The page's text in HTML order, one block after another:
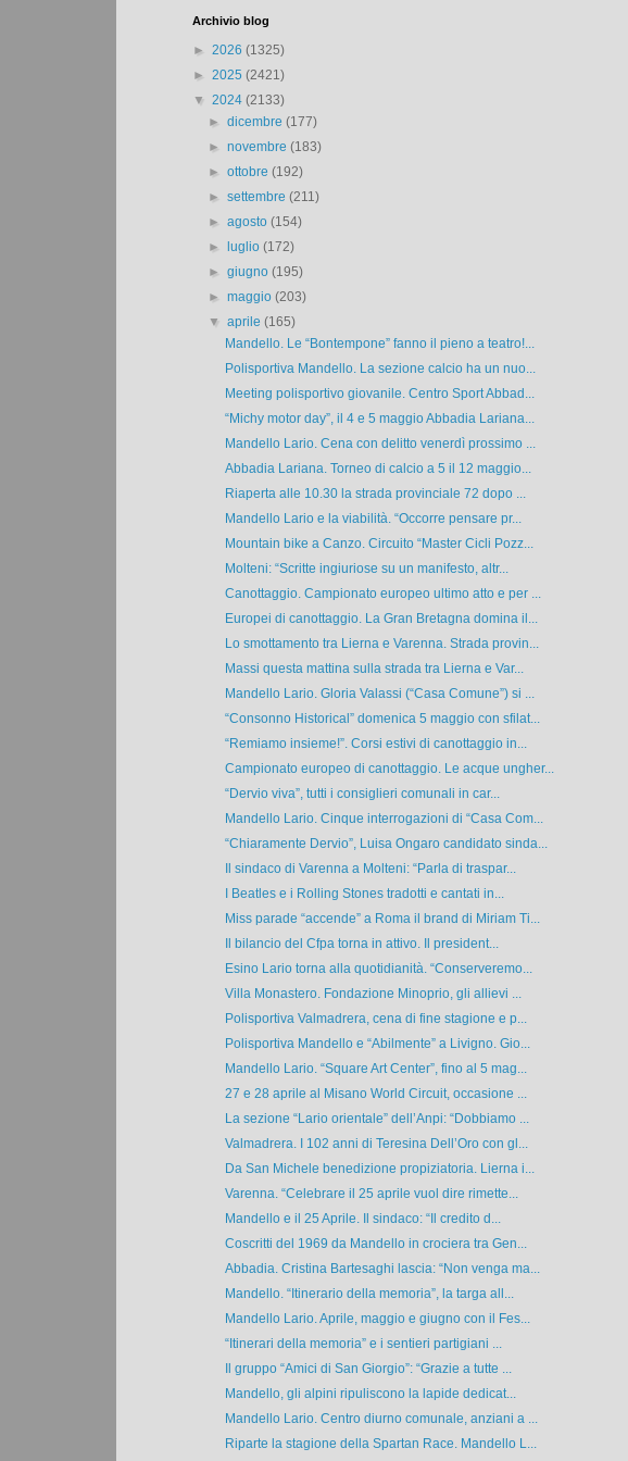
Archivio blog
► 2026 (1325)
► 2025 (2421)
▼ 2024 (2133)
►dicembre(177)
►novembre(183)
►ottobre(192)
►settembre(211)
►agosto(154)
►
luglio(172)
►giugno(195)
►maggio(203)
▼aprile(165)
Mandello. Le “Bontempone” fanno il pieno a teatro!...
Polisportiva Mandello. La sezione calcio ha un nuo...
Meeting polisportivo giovanile. Centro Sport Abbad...
“Michy motor day”, il 4 e 5 maggio Abbadia Lariana...
Mandello Lario. Cena con delitto venerdì prossimo ...
Abbadia Lariana. Torneo di calcio a 5 il 12 maggio...
Riaperta alle 10.30 la strada provinciale 72 dopo ...
Mandello Lario e la viabilità. “Occorre pensare pr...
Mountain bike a Canzo. Circuito “Master Cicli Pozz...
Molteni: “Scritte ingiuriose su un manifesto, altr...
Canottaggio. Campionato europeo ultimo atto e per ...
Europei di canottaggio. La Gran Bretagna domina il...
Lo smottamento tra Lierna e Varenna. Strada provin...
Massi questa mattina sulla strada tra Lierna e Var...
Mandello Lario. Gloria Valassi (“Casa Comune”) si ...
“Consonno Historical” domenica 5 maggio con sfilat...
“Remiamo insieme!”. Corsi estivi di canottaggio in...
Campionato europeo di canottaggio. Le acque ungher...
“Dervio viva”, tutti i consiglieri comunali in car...
Mandello Lario. Cinque interrogazioni di “Casa Com...
“Chiaramente Dervio”, Luisa Ongaro candidato sinda...
Il sindaco di Varenna a Molteni: “Parla di traspar...
I Beatles e i Rolling Stones tradotti e cantati in...
Miss parade “accende” a Roma il brand di Miriam Ti...
Il bilancio del Cfpa torna in attivo. Il president...
Esino Lario torna alla quotidianità. “Conserveremo...
Villa Monastero. Fondazione Minoprio, gli allievi ...
Polisportiva Valmadrera, cena di fine stagione e p...
Polisportiva Mandello e “Abilmente” a Livigno. Gio...
Mandello Lario. “Square Art Center”, fino al 5 mag...
27 e 28 aprile al Misano World Circuit, occasione ...
La sezione “Lario orientale” dell’Anpi: “Dobbiamo ...
Valmadrera. I 102 anni di Teresina Dell’Oro con gl...
Da San Michele benedizione propiziatoria. Lierna i...
Varenna. “Celebrare il 25 aprile vuol dire rimette...
Mandello e il 25 Aprile. Il sindaco: “Il credito d...
Coscritti del 1969 da Mandello in crociera tra Gen...
Abbadia. Cristina Bartesaghi lascia: “Non venga ma...
Mandello. “Itinerario della memoria”, la targa all...
Mandello Lario. Aprile, maggio e giugno con il Fes...
“Itinerari della memoria” e i sentieri partigiani ...
Il gruppo “Amici di San Giorgio”: “Grazie a tutte ...
Mandello, gli alpini ripuliscono la lapide dedicat...
Mandello Lario. Centro diurno comunale, anziani a ...
Riparte la stagione della Spartan Race. Mandello L...